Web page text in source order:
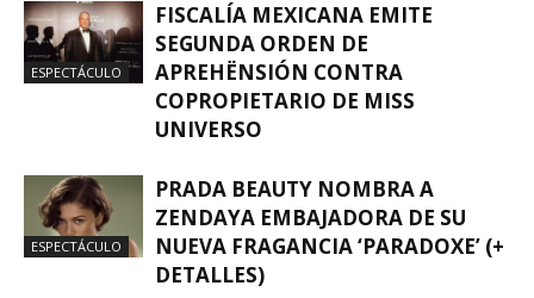
ESPECTÁCULO
FISCALÍA MEXICANA EMITE
SEGUNDA ORDEN DE
APREHËNSIÓN CONTRA
COPROPIETARIO DE MISS
UNIVERSO
ESPECTÁCULO
PRADA BEAUTY NOMBRA A
ZENDAYA EMBAJADORA DE SU
NUEVA FRAGANCIA ‘PARADOXE’ (+
DETALLES)